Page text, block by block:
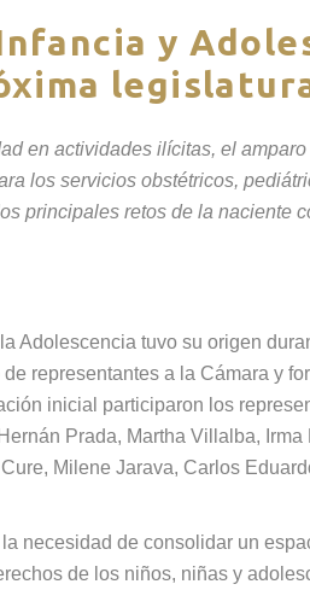
y
en actividades ilícitas, el
los servicios obstétricos,
principales retos de la naciente
Adolescencia tuvo su origen
representantes a la Cámara y
inicial participaron los
Prada, Martha Villalba, Irma
Milene Jarava, Carlos
necesidad de consolidar un
de los niños, niñas y